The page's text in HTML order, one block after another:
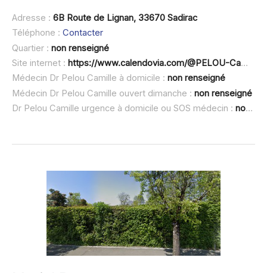
Adresse : 6B Route de Lignan, 33670 Sadirac
Téléphone : Contacter
Quartier : non renseigné
Site internet : https://www.calendovia.com/@PELOU-Camille-SADIRAC
Médecin Dr Pelou Camille à domicile : non renseigné
Médecin Dr Pelou Camille ouvert dimanche : non renseigné
Dr Pelou Camille urgence à domicile ou SOS médecin : non renseigné